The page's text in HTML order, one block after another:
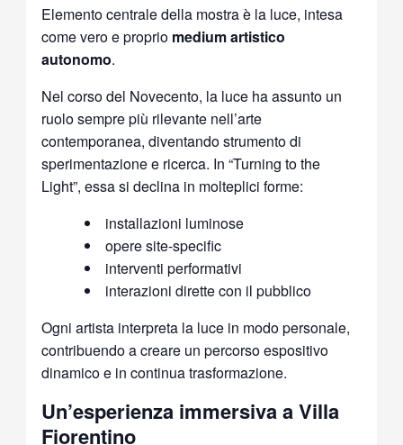
Elemento centrale della mostra è la luce, intesa
come vero e proprio medium artistico
autonomo.
Nel corso del Novecento, la luce ha assunto un
ruolo sempre più rilevante nell’arte
contemporanea, diventando strumento di
sperimentazione e ricerca. In “Turning to the
Light”, essa si declina in molteplici forme:
installazioni luminose
opere site-specific
interventi performativi
interazioni dirette con il pubblico
Ogni artista interpreta la luce in modo personale,
contribuendo a creare un percorso espositivo
dinamico e in continua trasformazione.
Un’esperienza immersiva a Villa
Fiorentino